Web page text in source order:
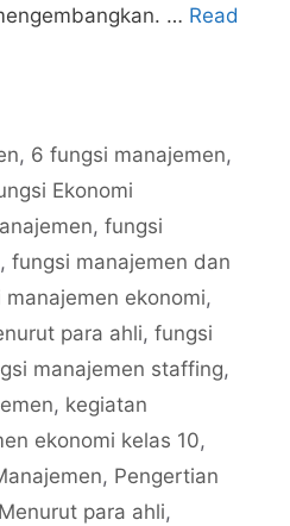
… Read
, 6 fungsi manajemen,
Ekonomi
, fungsi
, fungsi manajemen dan
manajemen ekonomi,
para ahli, fungsi
manajemen staffing,
, kegiatan
ekonomi kelas 10,
, Pengertian
para ahli,